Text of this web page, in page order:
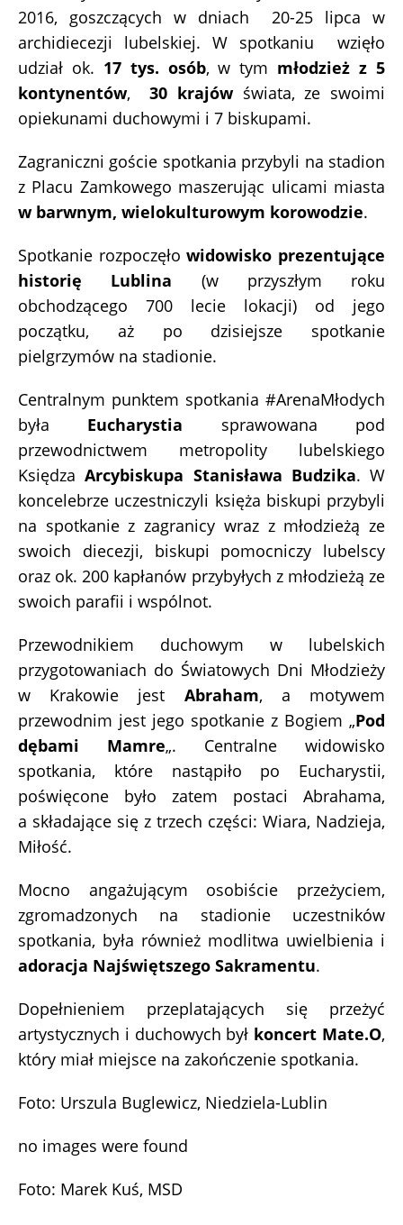
2016, goszczących w dniach 20-25 lipca w
archidiecezji lubelskiej. W spotkaniu wzięło
udział ok. 17 tys. osób, w tym młodzież z 5
kontynentów,30 krajówświata, ze swoimi
opiekunami duchowymi i 7 biskupami.
Zagraniczni goście spotkania przybyli na stadion
z Placu Zamkowego maszerując ulicami miasta
w barwnym, wielokulturowym korowodzie.
Spotkanie rozpoczęłowidowisko prezentujące
historię Lublina (w przyszłym roku
obchodzącego 700 lecie lokacji) od jego
początku, aż po dzisiejsze spotkanie
pielgrzymów na stadionie.
Centralnym punktem spotkania #ArenaMłodych
była Eucharystia sprawowana pod
przewodnictwem metropolity lubelskiego
KsiędzaArcybiskupa Stanisława Budzika. W
koncelebrze uczestniczyli księża biskupi przybyli
na spotkanie z zagranicy wraz z młodzieżą ze
swoich diecezji, biskupi pomocniczy lubelscy
oraz ok. 200 kapłanów przybyłych z młodzieżą ze
swoich parafii i wspólnot.
Przewodnikiem duchowym w lubelskich
przygotowaniach do Światowych Dni Młodzieży
w Krakowie jest Abraham, a motywem
przewodnim jest jego spotkanie z Bogiem „Pod
dębami Mamre„. Centralne widowisko
spotkania, które nastąpiło po Eucharystii,
poświęcone było zatem postaci Abrahama,
a składające się z trzech części: Wiara, Nadzieja,
Miłość.
Mocno angażującym osobiście przeżyciem,
zgromadzonych na stadionie uczestników
spotkania, była również modlitwa uwielbienia i
adoracja Najświętszego Sakramentu.
Dopełnieniem przeplatających się przeżyć
artystycznych i duchowych był koncert Mate.O,
który miał miejsce na zakończenie spotkania.
Foto: Urszula Buglewicz, Niedziela-Lublin
no images were found
Foto: Marek Kuś, MSD